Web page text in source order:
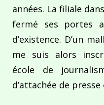
années. La filiale
fermé ses portes
d’existence. D’un
me suis alors
école de
d’attachée de